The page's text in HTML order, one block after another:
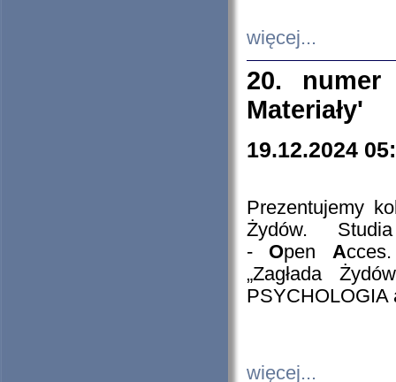
więcej...
20. numer
Materiały'
19.12.2024
Prezentujemy
Żydów.
- Open A
„Zagłada
PSYCHOLOGIA
więcej...